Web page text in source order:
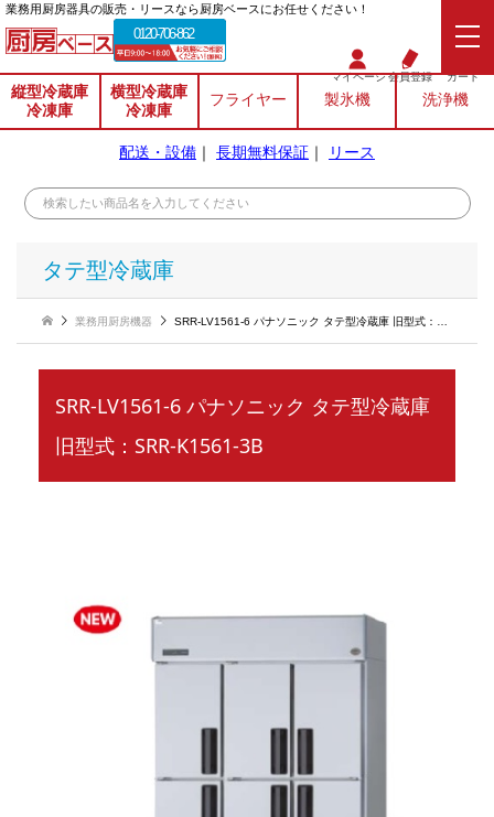
業務⽤厨房器具の販売・リースなら厨房ベースにお任せください！
0120-706-862
マイページ会員登録 カート
縦型冷蔵庫
冷凍庫
横型冷蔵庫
冷凍庫
フライヤー 製氷機 洗浄機
配送・設備 ｜ 長期無料保証 ｜ リース
タテ型冷蔵庫
業務用厨房機器 SRR-LV1561-6 パナソニック タテ型冷蔵庫 旧型式：SRR-K1561-3B
SRR-LV1561-6 パナソニック タテ型冷蔵庫
旧型式：SRR-K1561-3B